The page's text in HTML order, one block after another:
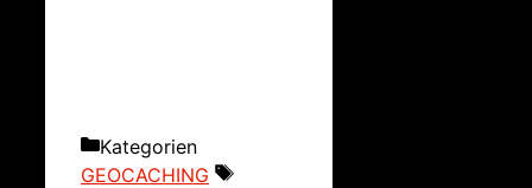
Kategorien
GEOCACHING